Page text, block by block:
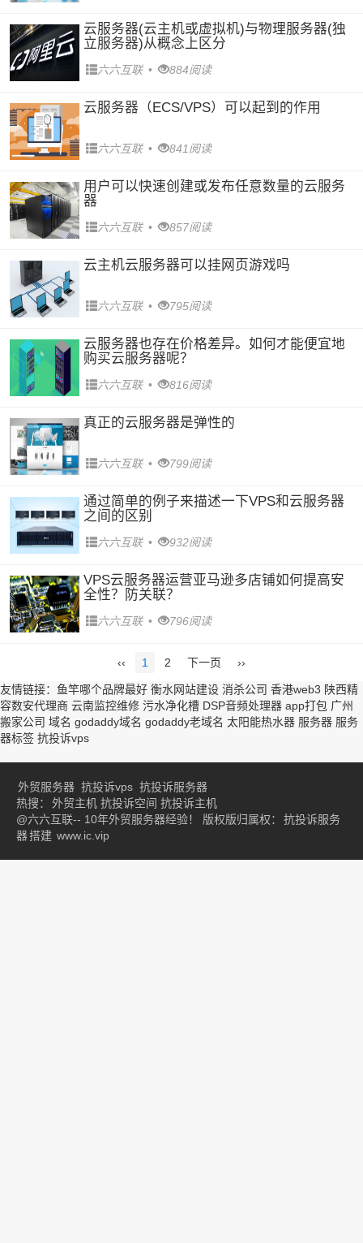
云服务器(云主机或虚拟机)与物理服务器(独
立服务器)从概念上区分
六六互联 • 884阅读
云服务器（ECS/VPS）可以起到的作用
六六互联 • 841阅读
用户可以快速创建或发布任意数量的云服务
器
六六互联 • 857阅读
云主机云服务器可以挂网页游戏吗
六六互联 • 795阅读
云服务器也存在价格差异。如何才能便宜地
购买云服务器呢？
六六互联 • 816阅读
真正的云服务器是弹性的
六六互联 • 799阅读
通过简单的例子来描述一下VPS和云服务器
之间的区别
六六互联 • 932阅读
VPS云服务器运营亚马逊多店铺如何提高安
全性？防关联？
六六互联 • 796阅读
‹‹ 1 2 下一页 ››
友情链接： 鱼竿哪个品牌最好 衡水网站建设 消杀公司 香港web3 陕西精
容数安代理商 云南监控维修 污水净化槽 DSP音频处理器 app打包 广州
搬家公司 域名 godaddy域名 godaddy老域名 太阳能热水器 服务器 服务
器标签 抗投诉vps
外贸服务器 抗投诉vps 抗投诉服务器
热搜：
外贸主机 抗投诉空间 抗投诉主机
@六六互联-- 10年外贸服务器经验！ 版权版归属权：
抗投诉服务
器搭建 www.ic.vip